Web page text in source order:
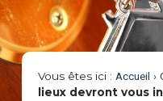
Vous êtes ici : Accueil ›
lieux devront vous